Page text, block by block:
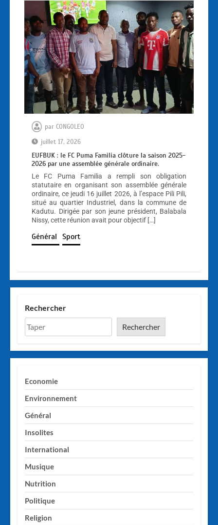
par CONGOLEO
juillet 17, 2026
EUFBUK : le FC Puma Familia clôture la saison 2025-
2026 par une assemblée générale ordinaire.
Le FC Puma Familia a rempli son obligation
statutaire en organisant son assemblée générale
ordinaire, ce jeudi 16 juillet 2026, à l’espace Pili Pili,
situé au quartier Industriel, dans la commune de
Kadutu. Dirigée par son jeune président, Balabala
Nissy, cette réunion avait pour objectif […]
Général Sport
Rechercher
Rechercher
Economie
Environnement
Général
Insolites
International
Musique
Nutrition
Politique
Religion